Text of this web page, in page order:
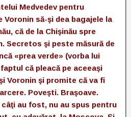
Medvedev pentru
Voronin să-şi dea bagajele la
că de la Chişinău spre
Secretos şi peste măsură de
«prea verde» (vorba lui
că pleacă pe aceeaşi
Voronin şi promite că va fi
Poveşti. Braşoave.
câţi au fost, nu au spus pentru